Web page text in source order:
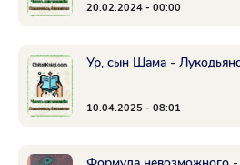
20.02.2024 - 00:00
Ур, сын Шама -
10.04.2025 - 08:01